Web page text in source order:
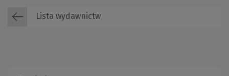
Lista wydawnictw